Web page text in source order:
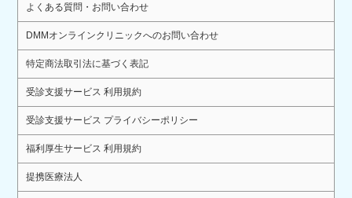
よくある質問・お問い合わせ
DMMオンラインクリニックへのお問い合わせ
特定商法取引法に基づく表記
受診支援サービス 利用規約
受診支援サービス プライバシーポリシー
福利厚生サービス 利用規約
提携医療法人